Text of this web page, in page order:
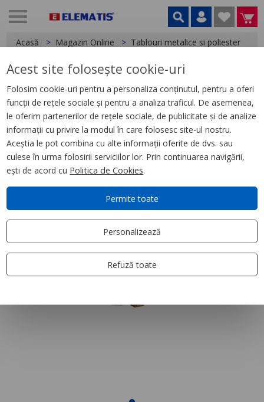
Acasă Magazin Online Tablouri metalice si poliester
< Accesorii tablouri
Ventilator montaj 1000 m3/h,
230 V, 50/60 Hz
Acest site folosește cookie-uri
Folosim cookie-uri pentru a personaliza conținutul, pentru a oferi
funcții de rețele sociale și pentru a analiza traficul. De asemenea,
le oferim partenerilor de rețele sociale, de publicitate și de analize
informații cu privire la modul în care folosesc site-ul nostru.
Aceștia le pot combina cu alte informații oferite de dvs. sau
culese în urma folosirii serviciilor lor. Prin continuarea navigării,
ești de acord cu Politica de Cookies.
Permite toate
Personalizează
Refuză toate